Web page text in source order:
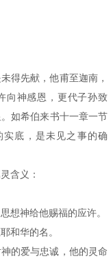
得先献，他甫至迦南，
向神感恩，更代子孙致
如希伯来书十一章一节
实底，是未见之事的确
含义：
想神给他赐福的应许。
和华的名。
的爱与忠诚，他的灵命